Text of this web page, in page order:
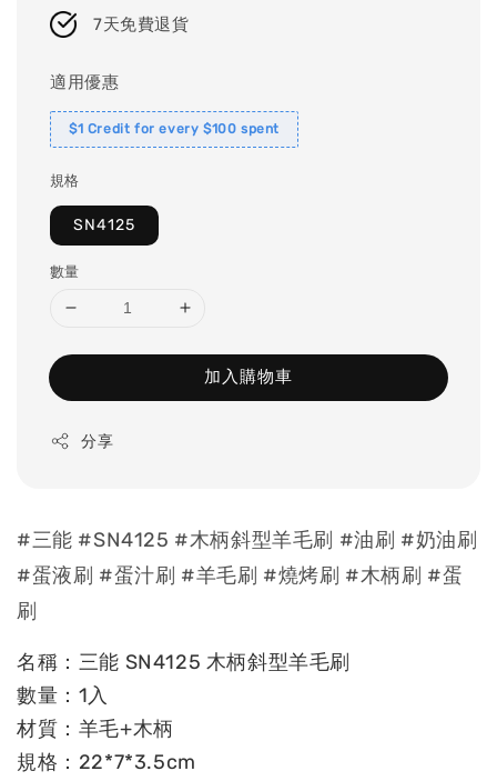
7天免費退貨
適用優惠
$1 Credit for every $100 spent
規格
SN4125
數量
加入購物車
分享
#三能 #SN4125 #木柄斜型羊毛刷 #油刷 #奶油刷
#蛋液刷 #蛋汁刷 #羊毛刷 #燒烤刷 #木柄刷 #蛋
刷
名稱：三能 SN4125 木柄斜型羊毛刷
數量：1入
材質：羊毛+木柄
規格：22*7*3.5cm